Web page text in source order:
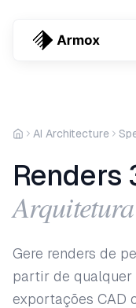
AI Architecture
Renders
Arquitetura
Gere renders de
partir de
exportações CAD